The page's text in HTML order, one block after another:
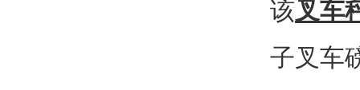
该叉车
子叉车